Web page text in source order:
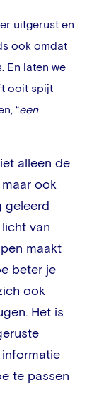
uitgerust en
ook omdat
En laten we
ooit spijt
“een
alleen de
ook
geleerd
van
maakt
beter je
ook
Het is
te passen